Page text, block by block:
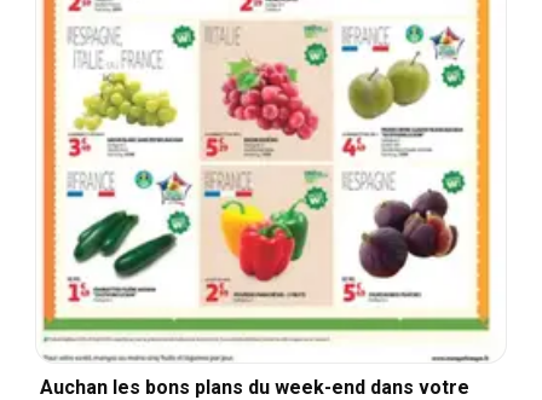
Auchan les bons plans du week-end dans votre